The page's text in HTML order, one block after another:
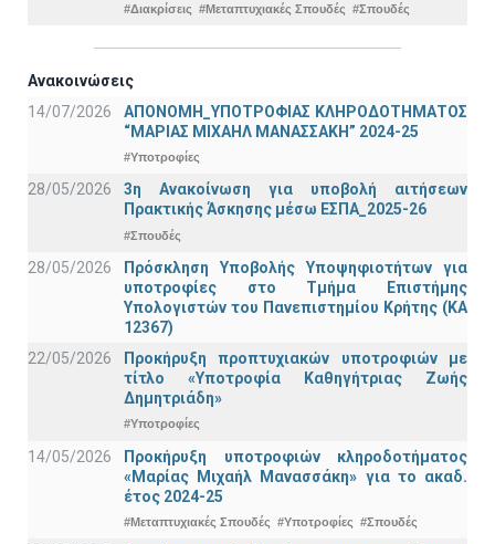
#Διακρίσεις #Μεταπτυχιακές Σπουδές #Σπουδές
Ανακοινώσεις
14/07/2026
ΑΠΟΝΟΜΗ_ΥΠΟΤΡΟΦΙΑΣ ΚΛΗΡΟΔΟΤΗΜΑΤΟΣ
“ΜΑΡΙΑΣ ΜΙΧΑΗΛ ΜΑΝΑΣΣΑΚΗ” 2024-25
#Υποτροφίες
28/05/2026
3η Ανακοίνωση για υποβολή αιτήσεων
Πρακτικής Άσκησης μέσω ΕΣΠΑ_2025-26
#Σπουδές
28/05/2026
Πρόσκληση Υποβολής Υποψηφιοτήτων για
υποτροφίες στο Τμήμα Επιστήμης
Υπολογιστών του Πανεπιστημίου Κρήτης (ΚΑ
12367)
22/05/2026
Προκήρυξη προπτυχιακών υποτροφιών με
τίτλο «Υποτροφία Καθηγήτριας Ζωής
Δημητριάδη»
#Υποτροφίες
14/05/2026
Προκήρυξη υποτροφιών κληροδοτήματος
«Μαρίας Μιχαήλ Μανασσάκη» για το ακαδ.
έτος 2024-25
#Μεταπτυχιακές Σπουδές #Υποτροφίες #Σπουδές